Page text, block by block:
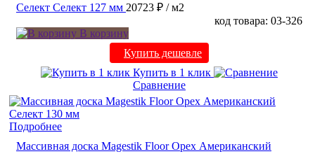
Селект Селект 127 мм 20723 ₽ / м2
код товара: 03-326
В корзину
Купить дешевле
Купить в 1 клик
Сравнение
Подробнее
Массивная доска Magestik Floor Орех Американский